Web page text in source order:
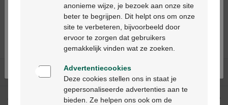
Biocean isotonic
quinton amp 1000ml
Onze diensten
Over Multipharma
Ga verder in het nederlands
Continuez en français
anonieme wijze, je bezoek aan onze site
beter te begrijpen. Dit helpt ons om onze
site te verbeteren, bijvoorbeeld door
ervoor te zorgen dat gebruikers
gemakkelijk vinden wat ze zoeken.
Advertentiecookies
Deze cookies stellen ons in staat je
gepersonaliseerde advertenties aan te
bieden. Ze helpen ons ook om de